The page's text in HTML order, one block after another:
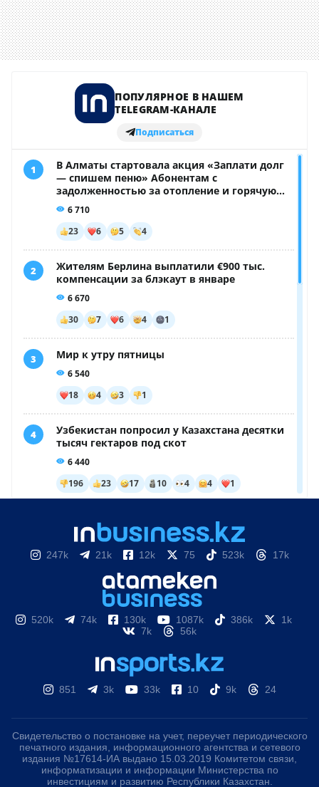
247k 21k 12k 75 523k 17k
520k 74k 130k 1087k 386k
1k
7k
56k
851 3k 33k 10 9k 24
Свидетельство о постановке на учет, переучет периодического
печатного издания, информационного агентства и сетевого
издания №17614-ИА выдано 15.03.2019 Комитетом связи,
информатизации и информации Министерства по
инвестициям и развитию Республики Казахстан.